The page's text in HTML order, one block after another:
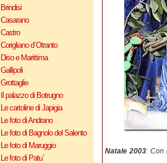
Brindisi
Casarano
Castro
Corigliano d`Otranto
Diso e Marittima
Gallipoli
Grottaglie
Il palazzo di Botrugno
Le cartoline di Japigia
Le foto di Andrano
Le foto di Bagnolo del Salento
Le foto di Maruggio
Le foto di Patu`
Natale 2003: Con